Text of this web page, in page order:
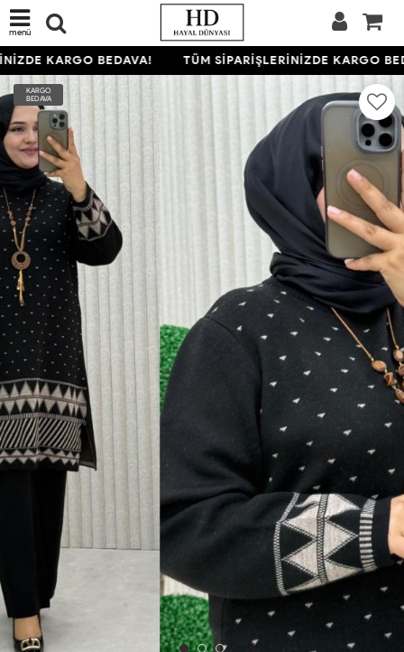
menü
KARGO BEDAVA! TÜM SİPARİŞLERİNİZDE KARGO
KARGO
BEDAVA